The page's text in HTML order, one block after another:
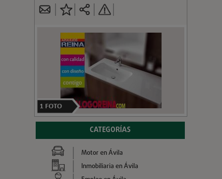
1 FOTO
CATEGORÍAS
Motor en Ávila
Inmobiliaria en Ávila